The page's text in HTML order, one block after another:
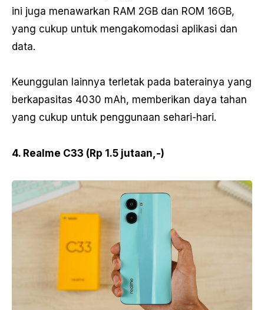
ini juga menawarkan RAM 2GB dan ROM 16GB,
yang cukup untuk mengakomodasi aplikasi dan
data.
Keunggulan lainnya terletak pada baterainya yang
berkapasitas 4030 mAh, memberikan daya tahan
yang cukup untuk penggunaan sehari-hari.
4. Realme C33 (Rp 1.5 jutaan,-)